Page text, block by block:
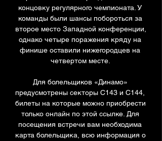
концовку регулярного чемпионата. У
команды были шансы побороться за
второе место Западной конференции,
однако четыре поражения кряду на
финише оставили нижегородцев на
четвертом месте.
Для болельщиков «Динамо»
предусмотрены секторы С143 и С144,
билеты на которые можно приобрести
только онлайн по этой ссылке. Для
посещения встречи вам необходима
карта болельщика, всю информация о